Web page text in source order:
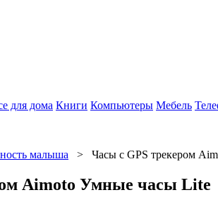
для дома Книги Компьютеры Мебель
малыша > Часы с GPS трекером
Aimoto Умные часы Lite